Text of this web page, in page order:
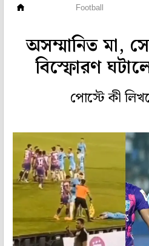
Football
অসম্মানিত মা,
বিস্ফোরণ
পোস্টে কী